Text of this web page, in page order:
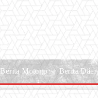
Berita Motogp Berita